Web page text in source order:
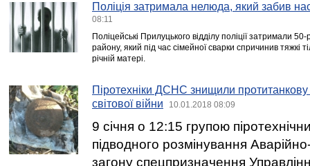
Поліція затримала нелюда, який забив
08:11
Поліцейські Прилуцького відділу поліції затримали
району, який під час сімейної сварки спричинив тяжкі
річній матері.
Піротехніки ДСНС знищили протитанкову
світової війни
10.01.2018 08:09
9 січня о 12:15 групою
підводного розмінування
загону спецпризначення